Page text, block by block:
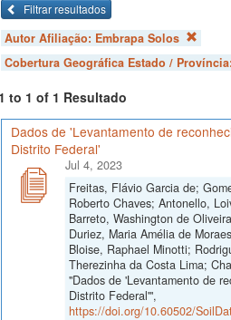
Filtrar resultados
Autor Afiliação: Embrapa Solos
Cobertura Geográfica Estado / Província:
to 1 of 1 Resultado
Dados de 'Levantamento de
Distrito Federal'
Jul 4, 2023
Freitas, Flávio Garcia de;
Roberto Chaves; Antonello,
Barreto, Washington de
Duriez, Maria Amélia de
Bloise, Raphael Minotti;
Therezinha da Costa Lima;
"Dados de 'Levantamento de
Distrito Federal'",
https://doi.org/10.60502/